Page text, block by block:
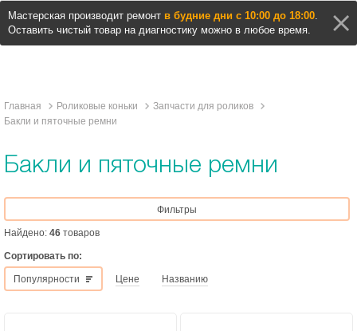
Мастерская производит ремонт в будние дни с 10:00 до 18:00.
Оставить чистый товар на диагностику можно в любое время.
Главная Роликовые коньки
Запчасти для роликов
Бакли и пяточные ремни
Бакли и пяточные ремни
Фильтры
Сортировать по:
Популярности Цене Названию
Найдено: 46 товаров